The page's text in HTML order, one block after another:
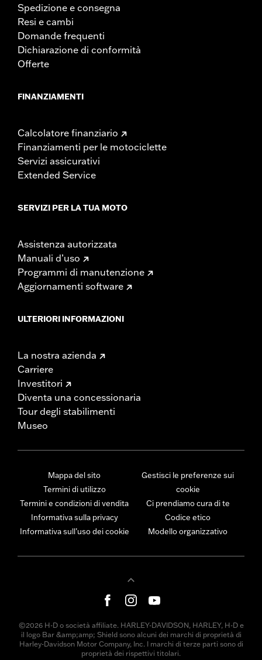
Spedizione e consegna
Resi e cambi
Domande frequenti
Dichiarazione di conformità
Offerte
FINANZIAMENTI
Calcolatore finanziario
Finanziamenti per le motociclette
Servizi assicurativi
Extended Service
SERVIZI PER LA TUA MOTO
Assistenza autorizzata
Manuali d’uso
Programmi di manutenzione
Aggiornamenti software
ULTERIORI INFORMAZIONI
La nostra azienda
Carriere
Investitori
Diventa una concessionaria
Tour degli stabilimenti
Museo
Mappa del sito
Termini di utilizzo
Termini e condizioni di vendita
Informativa sulla privacy
Informativa sull’uso dei cookie
Gestisci le preferenze sui
cookie
Ci prendiamo cura di te
Codice etico
Modello organizzativo
©2026 H-D o società affiliate. HARLEY-DAVIDSON, HARLEY, H-D e
il logo Bar &amp;amp; Shield sono alcuni dei marchi di proprietà di
Harley-Davidson Motor Company, Inc. I marchi di terze parti sono di
proprietà dei rispettivi titolari.